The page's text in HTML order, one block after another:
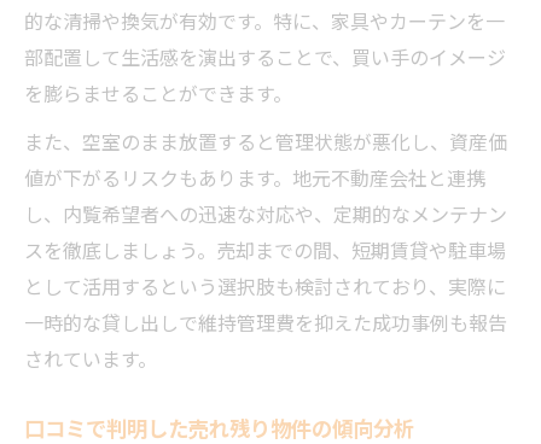
的な清掃や換気が有効です。特に、家具やカーテンを一
部配置して生活感を演出することで、買い手のイメージ
を膨らませることができます。
また、空室のまま放置すると管理状態が悪化し、資産価
値が下がるリスクもあります。地元不動産会社と連携
し、内覧希望者への迅速な対応や、定期的なメンテナン
スを徹底しましょう。売却までの間、短期賃貸や駐車場
として活用するという選択肢も検討されており、実際に
一時的な貸し出しで維持管理費を抑えた成功事例も報告
されています。
口コミで判明した売れ残り物件の傾向分析